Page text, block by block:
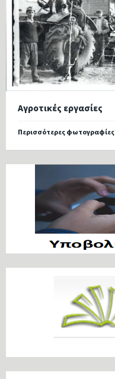
Αγροτικές εργασίες
Περισσότερες φωτογραφίες